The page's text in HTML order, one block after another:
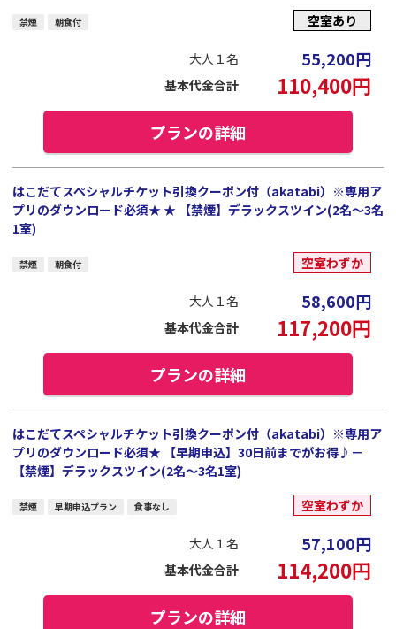
禁煙 朝食付 空室あり
大人１名 55,200円
基本代金合計 110,400円
プランの詳細
はこだてスペシャルチケット引換クーポン付（akatabi）※専用ア
プリのダウンロード必須★ ★ 【禁煙】デラックスツイン(2名～3名
1室)
禁煙 朝食付 空室わずか
大人１名 58,600円
基本代金合計 117,200円
プランの詳細
はこだてスペシャルチケット引換クーポン付（akatabi）※専用ア
プリのダウンロード必須★ 【早期申込】30日前までがお得♪－
【禁煙】デラックスツイン(2名～3名1室)
禁煙 早期申込プラン 食事なし 空室わずか
大人１名 57,100円
基本代金合計 114,200円
プランの詳細